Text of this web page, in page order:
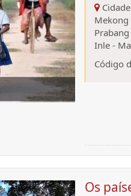
Mekong
Prabang
Inle-
Código
Os